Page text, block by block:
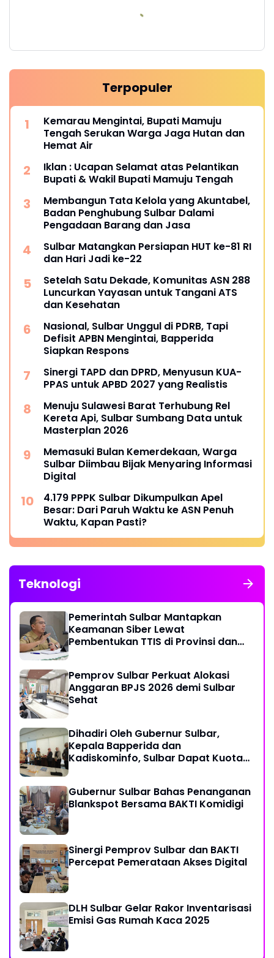
Terpopuler
Kemarau Mengintai, Bupati Mamuju
Tengah Serukan Warga Jaga Hutan dan
Hemat Air
Iklan : Ucapan Selamat atas Pelantikan
Bupati & Wakil Bupati Mamuju Tengah
Membangun Tata Kelola yang Akuntabel,
Badan Penghubung Sulbar Dalami
Pengadaan Barang dan Jasa
Sulbar Matangkan Persiapan HUT ke-81 RI
dan Hari Jadi ke-22
Setelah Satu Dekade, Komunitas ASN 288
Luncurkan Yayasan untuk Tangani ATS
dan Kesehatan
Nasional, Sulbar Unggul di PDRB, Tapi
Defisit APBN Mengintai, Bapperida
Siapkan Respons
Sinergi TAPD dan DPRD, Menyusun KUA-
PPAS untuk APBD 2027 yang Realistis
Menuju Sulawesi Barat Terhubung Rel
Kereta Api, Sulbar Sumbang Data untuk
Masterplan 2026
Memasuki Bulan Kemerdekaan, Warga
Sulbar Diimbau Bijak Menyaring Informasi
Digital
4.179 PPPK Sulbar Dikumpulkan Apel
Besar: Dari Paruh Waktu ke ASN Penuh
Waktu, Kapan Pasti?
Teknologi
Pemerintah Sulbar Mantapkan
Keamanan Siber Lewat
Pembentukan TTIS di Provinsi dan
Pemprov Sulbar Perkuat Alokasi
Anggaran BPJS 2026 demi Sulbar
Sehat
Dihadiri Oleh Gubernur Sulbar,
Kepala Bapperida dan
Kadiskominfo, Sulbar Dapat Kuota
Gubernur Sulbar Bahas Penanganan
Blankspot Bersama BAKTI Komidigi
Sinergi Pemprov Sulbar dan BAKTI
Percepat Pemerataan Akses Digital
DLH Sulbar Gelar Rakor Inventarisasi
Emisi Gas Rumah Kaca 2025